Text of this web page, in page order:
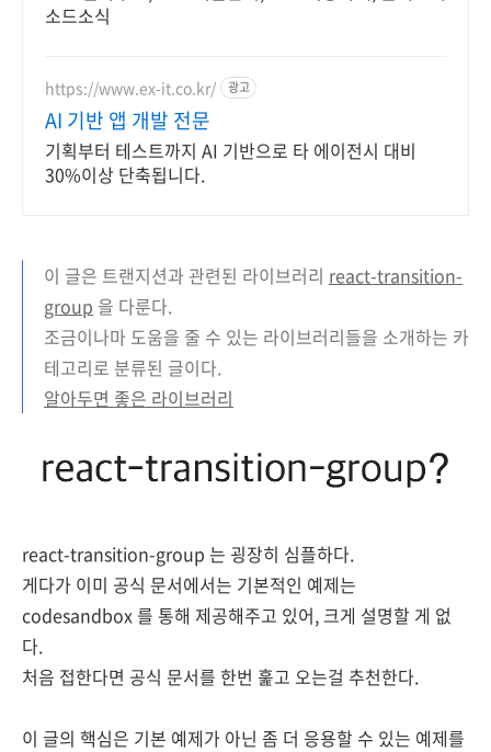
소드소식
https://www.ex-it.co.kr/ 광고
AI 기반 앱 개발 전문
기획부터 테스트까지 AI 기반으로 타 에이전시 대비
30%이상 단축됩니다.
이 글은 트랜지션과 관련된 라이브러리 react-transition-
group 을 다룬다.
조금이나마 도움을 줄 수 있는 라이브러리들을 소개하는 카
테고리로 분류된 글이다.
알아두면 좋은 라이브러리
react-transition-group 는 굉장히 심플하다.
게다가 이미 공식 문서에서는 기본적인 예제는
codesandbox 를 통해 제공해주고 있어, 크게 설명할 게 없
다.
처음 접한다면 공식 문서를 한번 훑고 오는걸 추천한다.
이 글의 핵심은 기본 예제가 아닌 좀 더 응용할 수 있는 예제를